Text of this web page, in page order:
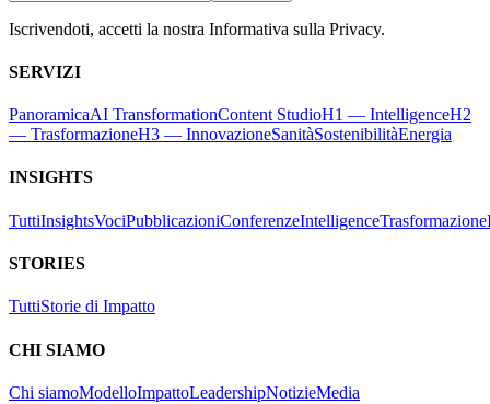
Iscrivendoti, accetti la nostra Informativa sulla Privacy.
SERVIZI
PanoramicaAI TransformationContent StudioH1 — IntelligenceH2
— TrasformazioneH3 — InnovazioneSanitàSostenibilitàEnergia
INSIGHTS
TuttiInsightsVociPubblicazioniConferenzeIntelligenceTrasformazione
STORIES
TuttiStorie di Impatto
CHI SIAMO
Chi siamoModelloImpattoLeadershipNotizieMedia